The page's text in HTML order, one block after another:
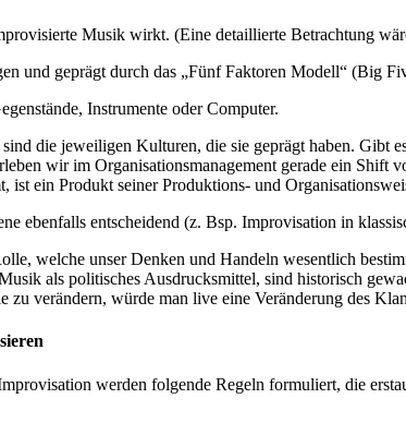
Musik wirkt. (Eine detaillierte Betrachtung
und geprägt durch das „Fünf Faktoren Modell“ (Big
Instrumente oder Computer.
die jeweiligen Kulturen, die sie geprägt haben. Gibt
wir im Organisationsmanagement gerade ein
ist ein Produkt seiner Produktions- und
ebenfalls entscheidend (z. Bsp. Improvisation in
welche unser Denken und Handeln wesentlich
als politisches Ausdrucksmittel, sind historisch
verändern, würde man live eine Veränderung des
werden folgende Regeln formuliert, die